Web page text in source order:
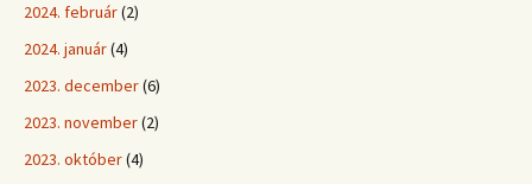
2024. február(2)
2024. január(4)
2023. december(6)
2023. november(2)
2023. október(4)